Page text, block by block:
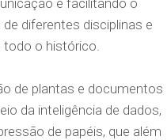
diferentes disciplinas e
todo o histórico.
de plantas e documentos
da inteligência de dados,
de papéis, que além